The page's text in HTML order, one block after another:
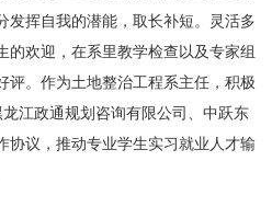
发挥自我的潜能，取长补短。灵活多
的欢迎，在系里教学检查以及专家组
评。作为土地整治工程系主任，积极
江政通规划咨询有限公司、中跃东
协议，推动专业学生实习就业人才输